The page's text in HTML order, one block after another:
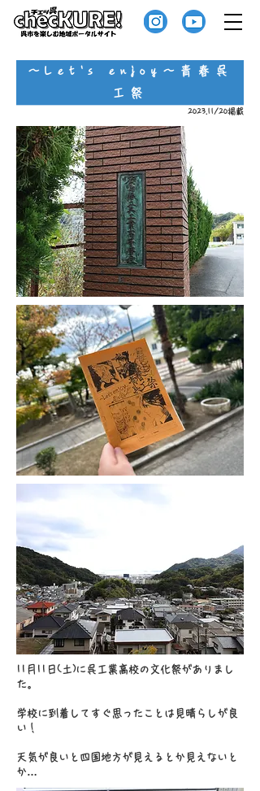
～Let's enjoy～青春呉
工祭
2023.11/20掲載
11月11日(土)に呉工業高校の文化祭がありまし
た。
学校に到着してすぐ思ったことは見晴らしが良
い！
​天気が良いと四国地方が見えるとか見えないと
か…